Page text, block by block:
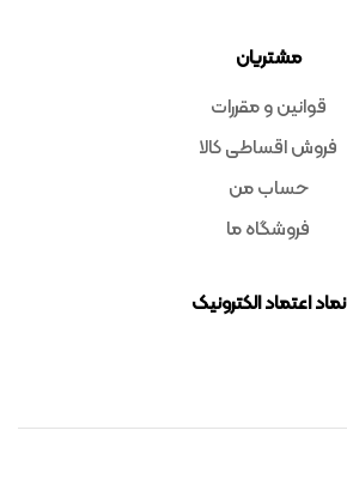
مشتریان
قوانین و مقررات
فروش اقساطی کالا
حساب من
فروشگاه ما
نماد اعتماد الکترونیک